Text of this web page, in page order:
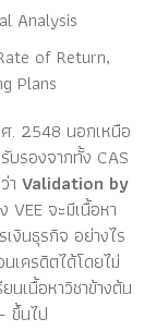
Analysis
of Return,
Plans
. 2548 นอกเหนือ
บรองจากทั้ง CAS
า Validation by
VEE จะมีเนื้อหา
งินธุรกิจ อย่างไร
เครดิตได้โดยไม่
เนื้อหาวิชาข้างต้น
ขึ้นไป